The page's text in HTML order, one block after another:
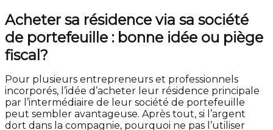
Acheter sa résidence via sa société
de portefeuille : bonne idée ou piège
fiscal?
Pour plusieurs entrepreneurs et professionnels
incorporés, l’idée d’acheter leur résidence principale
par l’intermédiaire de leur société de portefeuille
peut sembler avantageuse. Après tout, si l’argent
dort dans la compagnie, pourquoi ne pas l’utiliser